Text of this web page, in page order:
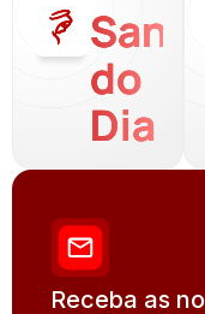
Santo
do
Dia
Receba as